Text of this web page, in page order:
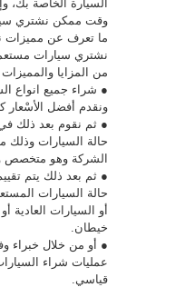
السيارة الخاصة بك،
وقت ممكن نشتري
ما تعرف عن مميزات
نشتري سيارات
من المزايا والمميزات
● شراء جميع انواع
ونقدم أفضل الأسْعار
● ثم نقوم بعد ذلك في
حالة السيارات وذلك
الشركة وهو متخصص
● ثم بعد ذلك يتم
حالة السيارات
أو السيارات العادية
خيطان.
● أو من خلال خبراء
عمليات شراء
قياسي.